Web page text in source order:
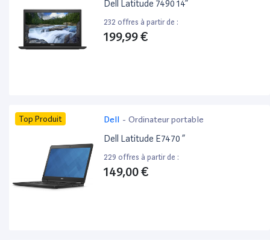
Dell Latitude 7490 14”
232 offres à partir de :
199,99 €
Top Produit Dell - Ordinateur portable
Dell Latitude E7470 ”
229 offres à partir de :
149,00 €